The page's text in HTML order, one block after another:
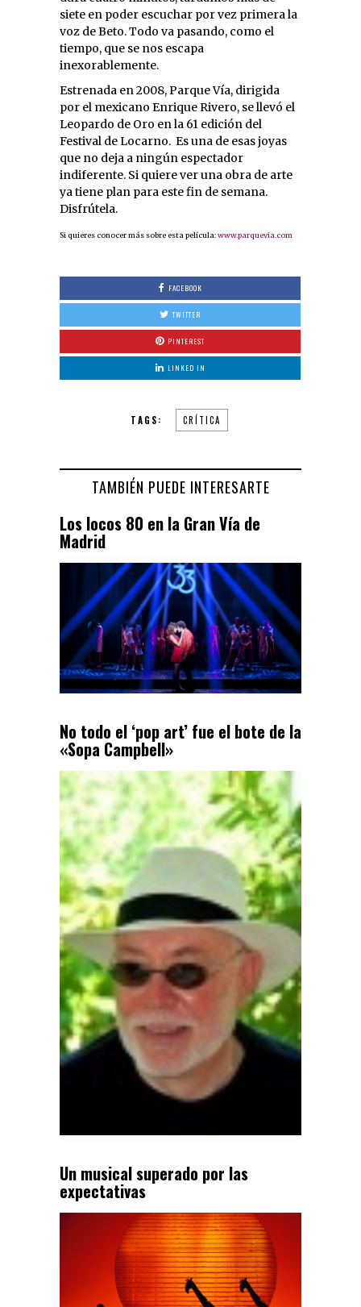
siete en poder escuchar por vez primera la
voz de Beto. Todo va pasando, como el
tiempo, que se nos escapa
inexorablemente.
Estrenada en 2008, Parque Vía, dirigida
por el mexicano Enrique Rivero, se llevó el
Leopardo de Oro en la 61 edición del
Festival de Locarno. Es una de esas joyas
que no deja a ningún espectador
indiferente. Si quiere ver una obra de arte
ya tiene plan para este fin de semana.
Disfrútela.
Si quieres conocer más sobre esta película:www.parquevia.com
FACEBOOK
TWITTER
PINTEREST
LINKED IN
TAGS: CRÍTICA
TAMBIÉN PUEDE INTERESARTE
Los locos 80 en la Gran Vía de
Madrid
No todo el ‘pop art’ fue el bote de la
«Sopa Campbell»
Un musical superado por las
expectativas